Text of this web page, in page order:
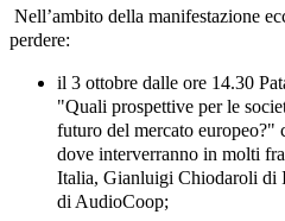
Nell’ambito della manifestazione
perdere:
il 3 ottobre dalle ore 14.30
"Quali prospettive per le
futuro del mercato
dove interverranno in molti
Italia, Gianluigi Chiodaroli di
di AudioCoop;